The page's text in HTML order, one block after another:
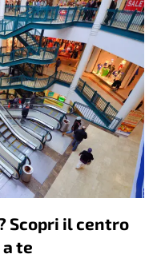
Scopri il centro
te